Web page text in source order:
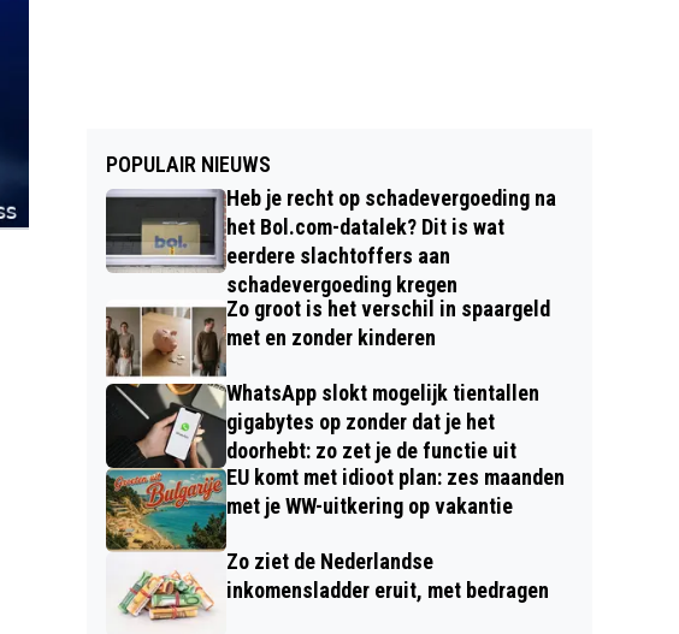
POPULAIR NIEUWS
Heb je recht op schadevergoeding na
het Bol.com-datalek? Dit is wat
eerdere slachtoffers aan
schadevergoeding kregen
Zo groot is het verschil in spaargeld
met en zonder kinderen
WhatsApp slokt mogelijk tientallen
gigabytes op zonder dat je het
doorhebt: zo zet je de functie uit
EU komt met idioot plan: zes maanden
met je WW-uitkering op vakantie
Zo ziet de Nederlandse
inkomensladder eruit, met bedragen